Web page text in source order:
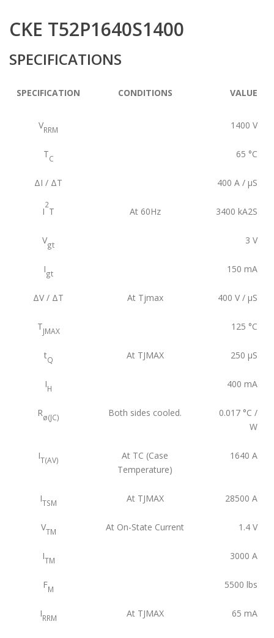
CKE T52P1640S1400
SPECIFICATIONS
SPECIFICATION CONDITIONS VALUE
VRRM 1400 V
TC 65 °C
ΔI / ΔT 400 A / µS
I
2
T At 60Hz 3400 kA2S
Vgt 3 V
Igt 150 mA
ΔV / ΔT At Tjmax 400 V / µS
TJMAX 125 °C
tQ At TJMAX 250 µS
IH 400 mA
Rø(JC) Both sides cooled. 0.017 °C /
W
IT(AV)
At TC (Case
Temperature)
1640 A
ITSM At TJMAX 28500 A
VTM At On-State Current 1.4 V
ITM 3000 A
FM 5500 lbs
IRRM At TJMAX 65 mA